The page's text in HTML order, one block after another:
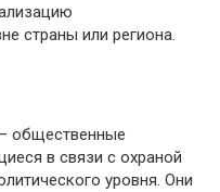
страны или региона.
общественные
в связи с охраной
уровня. Они